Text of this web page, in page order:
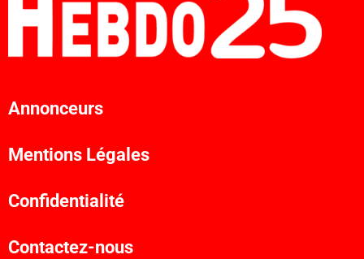
Annonceurs
Mentions Légales
Confidentialité
Contactez-nous